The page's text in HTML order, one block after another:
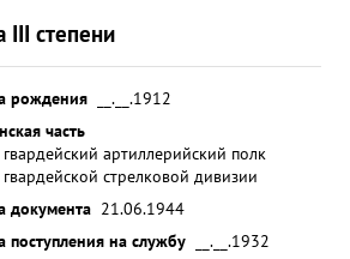
III степени
рождения
__.__.1912
часть
артиллерийский полк
стрелковой дивизии
документа 21.06.1944
поступления на службу
__.__.1932